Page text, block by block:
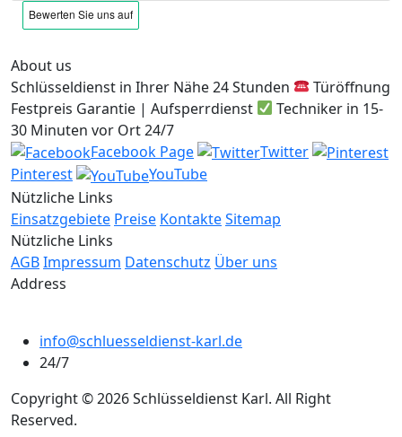
About us
Schlüsseldienst in Ihrer Nähe 24 Stunden
Türöffnung
Festpreis Garantie | Aufsperrdienst
Techniker in 15-
30 Minuten vor Ort 24/7
Facebook Page
Twitter
Pinterest
YouTube
Nützliche Links
Einsatzgebiete Preise KontakteSitemap
Nützliche Links
AGBImpressum Datenschutz Über uns
Address
info@schluesseldienst-karl.de
24/7
Copyright © 2026 Schlüsseldienst Karl. All Right
Reserved.